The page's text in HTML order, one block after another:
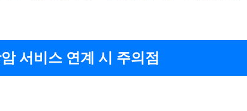
서비스 연계 시 주의점